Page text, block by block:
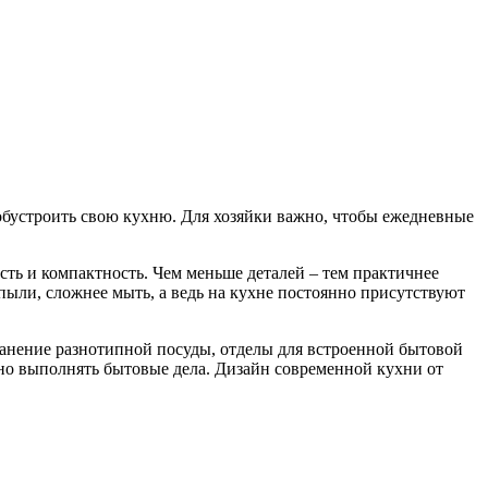
свою кухню. Для хозяйки важно, чтобы ежедневные
и компактность. Чем меньше деталей – тем практичнее
сложнее мыть, а ведь на кухне постоянно присутствуют
разнотипной посуды, отделы для встроенной бытовой
выполнять бытовые дела. Дизайн современной кухни от